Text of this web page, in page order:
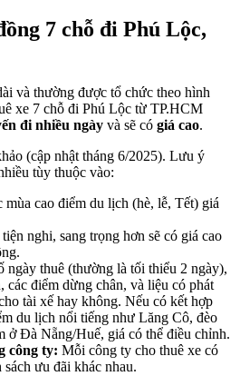
7 chỗ đi Phú Lộc,
và thường được tổ chức theo hình
xe 7 chỗ đi Phú Lộc từ TP.HCM
đi nhiều ngày và sẽ có giá cao.
(cập nhật tháng 6/2025). Lưu ý
tùy thuộc vào:
mùa cao điểm du lịch (hè, lễ, Tết) giá
nghi, sang trọng hơn sẽ có giá cao
ngày thuê (thường là tối thiểu 2 ngày),
các điểm dừng chân, và liệu có phát
tài xế hay không. Nếu có kết hợp
du lịch nổi tiếng như Lăng Cô, đèo
ở Đà Nẵng/Huế, giá có thể điều chỉnh.
công ty: Mỗi công ty cho thuê xe có
ưu đãi khác nhau.